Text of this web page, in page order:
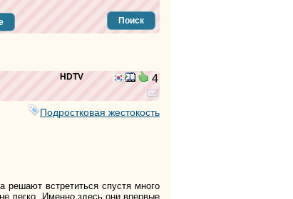
Поиск
HDTV 4
Подростковая жестокость
решают встретиться спустя много
легко. Именно здесь они впервые